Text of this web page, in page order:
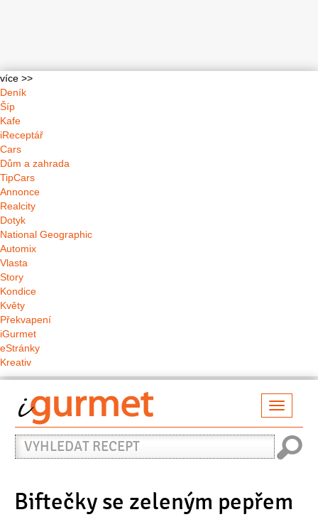
více >>
Deník
Šíp
Kafe
iReceptář
Cars
Dům a zahrada
TipCars
Annonce
Realcity
Dotyk
National Geographic
Automix
Vlasta
Story
Kondice
Květy
Překvapení
iGurmet
eStránky
Kreativ
Vyhledat
recept
Biftečky se zeleným pepřem